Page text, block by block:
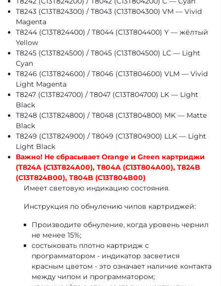
T8243 (C13T824300) / T8043 (C13T804300) VM — Vivid
Magenta
T8244 (C13T824400) / T8044 (C13T804400) Y — жёлтый
Yellow
T8245 (C13T824500) / T8045 (C13T804500) LC — Light
Cyan
T8246 (C13T824600) / T8046 (C13T804600) VLM — Vivid
Light Magenta
T8247 (C13T824700) / T8047 (C13T804700) LK — Light
Black
T8248 (C13T824800) / T8048 (C13T804800) MK — Matte
Black
T8249 (C13T824900) / T8049 (C13T804900) LLK — Light
Light Black
Важно! Не сбрасывает Orange и Green картриджи
(T824A (C13T824A00), T804A (C13T804A00), T824B
(C13T824B00), T804B (C13T804B00)
Имеет световую индикацию состояния.
Инструкция по обнулению чипов картриджей:
Производите обнуление, когда уровень чернил
не менее 15%;
состыковать плотно картридж с
программатором - индикатор засветися
красным цветом - это означает наличие контакта
между чипом и программатором;